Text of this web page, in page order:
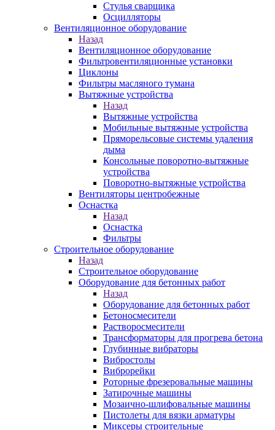
Стулья сварщика
Осцилляторы
Вентиляционное оборудование
Назад
Вентиляционное оборудование
Фильтровентиляционные установки
Циклоны
Фильтры масляного тумана
Вытяжные устройства
Назад
Вытяжные устройства
Мобильные вытяжные устройства
Пряморельсовые системы удаления
дыма
Консольные поворотно-вытяжные
устройства
Поворотно-вытяжные устройства
Вентиляторы центробежные
Оснастка
Назад
Оснастка
Фильтры
Строительное оборудование
Назад
Строительное оборудование
Оборудование для бетонных работ
Назад
Оборудование для бетонных работ
Бетоносмесители
Растворосмесители
Трансформаторы для прогрева бетона
Глубинные вибраторы
Вибростолы
Виброрейки
Роторные фрезеровальные машины
Затирочные машины
Мозаично-шлифовальные машины
Пистолеты для вязки арматуры
Миксеры строительные